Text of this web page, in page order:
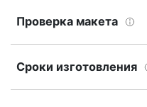
Проверка макета
Сроки изготовления